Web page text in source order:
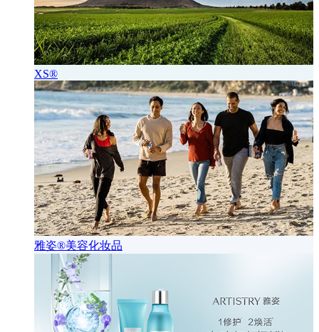
XS®
雅姿®美容化妆品